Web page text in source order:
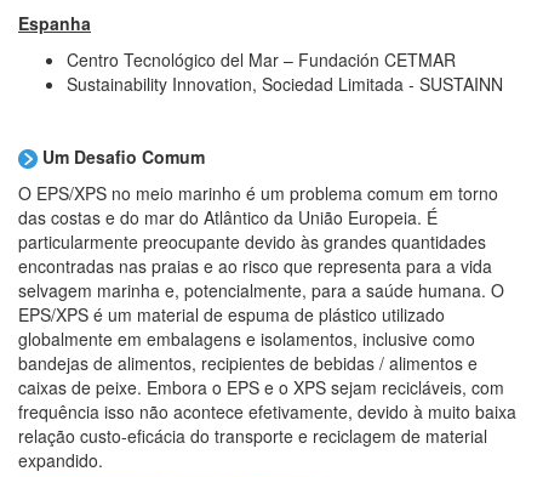
Espanha
Centro Tecnológico del Mar – Fundación CETMAR
Sustainability Innovation, Sociedad Limitada - SUSTAINN
Um Desafio Comum
O EPS/XPS no meio marinho é um problema comum em torno
das costas e do mar do Atlântico da União Europeia. É
particularmente preocupante devido às grandes quantidades
encontradas nas praias e ao risco que representa para a vida
selvagem marinha e, potencialmente, para a saúde humana. O
EPS/XPS é um material de espuma de plástico utilizado
globalmente em embalagens e isolamentos, inclusive como
bandejas de alimentos, recipientes de bebidas / alimentos e
caixas de peixe. Embora o EPS e o XPS sejam recicláveis, com
frequência isso não acontece efetivamente, devido à muito baixa
relação custo-eficácia do transporte e reciclagem de material
expandido.